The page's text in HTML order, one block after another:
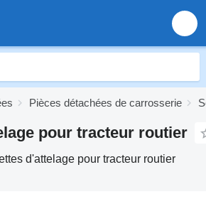
Pièces détachées de carrosserie
pour tracteur routier
d'attelage pour tracteur routier